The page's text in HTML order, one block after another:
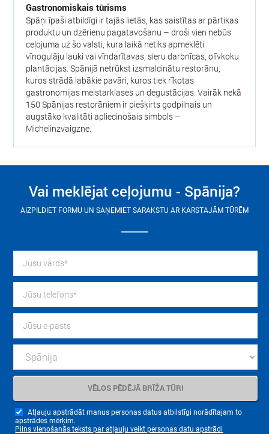
Gastronomiskais tūrisms
Spāņi īpaši atbildīgi ir tajās lietās, kas saistītas ar pārtikas
produktu un dzērienu pagatavošanu – droši vien nebūs
ceļojuma uz šo valsti, kura laikā netiks apmeklēti
vīnogulāju lauki vai vīndarītavas, sieru darbnīcas, olīvkoku
plantācijas. Spānijā netrūkst izsmalcinātu restorānu,
kuros strādā labākie pavāri, kuros tiek rīkotas
gastronomijas meistarklases un degustācijas. Vairāk nekā
150 Spānijas restorāniem ir piešķirts godpilnais un
augstāko kvalitāti apliecinošais simbols –
Michelinzvaigzne.
Vai meklējat ceļojumu - Spānija?
AIZPILDIET FORMU UN SAŅEMIET SARAKSTU AR KARSTAJĀM TŪRĒM
Atļauju apstrādāt manus personas datus atbilstīgi norādītajam to
apstrādes mērķim.
Pilns vienošanās teksts par atļauju veikt personas datu apstrādi